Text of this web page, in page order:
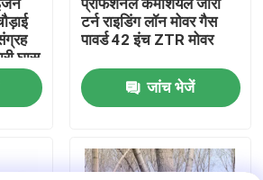
घास
प्रोफेशनल कमर्शियल जीरो
टर्न राइडिंग लॉन मोवर गैस
पावर्ड 42 इंच ZTR मोवर
जांच भेजें